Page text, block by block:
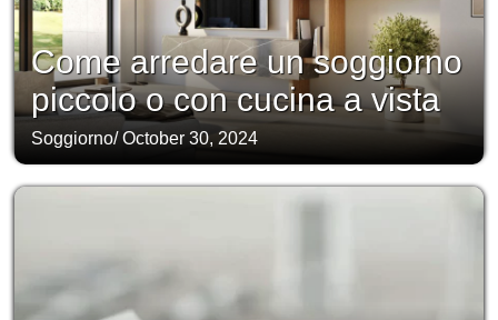
Come arredare un soggiorno
piccolo o con cucina a vista
Soggiorno/October 30, 2024